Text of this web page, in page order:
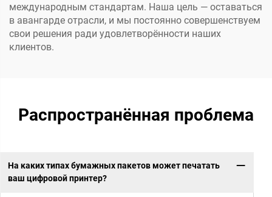
международным стандартам. Наша цель — оставаться
в авангарде отрасли, и мы постоянно совершенствуем
свои решения ради удовлетворённости наших
клиентов.
Распространённая проблема
На каких типах бумажных пакетов может печатать
ваш цифровой принтер?